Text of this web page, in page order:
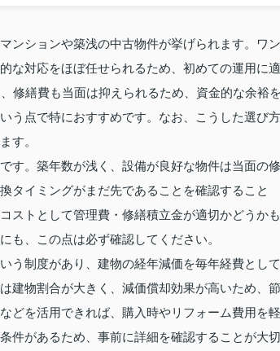
ンションや築浅の中古物件が挙げられます。ワン
な対応をほぼ任せられるため、初めての運用に適
修繕費も当面は抑えられるため、資金的な余裕
う点で特におすすめです。なお、こうした選び方
す。
す。築年数が浅く、設備が良好な物件は当面の修
タイミングがまだ先であることを確認すること
ストとして管理費・修繕積立金が適切かどうかも
も、この点は必ず確認してください。
う制度があり、建物の経年減価を毎年経費として
建物割合が大きく、減価償却効果が高いため、節
どを活用できれば、購入時やリフォーム費用を軽
件があるため、事前に詳細を確認することが大切